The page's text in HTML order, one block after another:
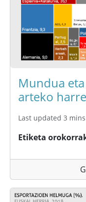
Mundua
arteko
Last updated 3
Etiketa